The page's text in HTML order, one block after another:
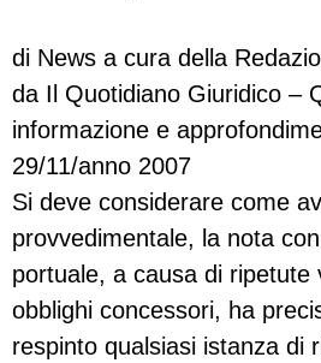
di News a cura della
da Il Quotidiano Giuridico –
informazione e
29/11/anno 2007
Si deve considerare come
provvedimentale, la nota
portuale, a causa di ripetute
obblighi concessori, ha
respinto qualsiasi istanza di